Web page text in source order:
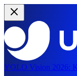
YOLO Vision 2026: